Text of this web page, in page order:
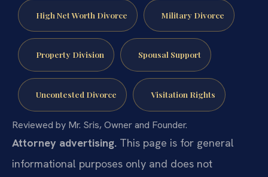
High Net Worth Divorce Military Divorce
Property Division Spousal Support
Uncontested Divorce Visitation Rights
Reviewed by Mr. Sris, Owner and Founder.
Attorney advertising. This page is for general
informational purposes only and does not